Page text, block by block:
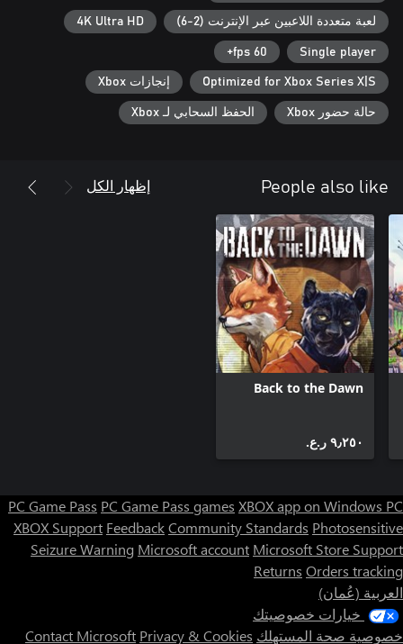
لعبة متعددة اللاعبين عبر الإنترنت (2-6) 4K Ultra HD
Single player
60 fps+
Optimized for Xbox Series X|S إنجازات Xbox
حالة حضور Xbox الحفظ السحابي لـ Xbox
People also like إظهار الكل
Back to the Dawn
٩٫٢٥٠ ر.ع.‏
PC Game Pass PC Game Pass games XBOX app on Windows PC
XBOX Support FeedbackCommunity Standards Photosensitive
Seizure Warning Microsoft account Microsoft Store Support
Returns Orders tracking
العربية (عُمان)
خيارات خصوصيتك
خصوصية صحة المستهلك
Contact Microsoft Privacy & Cookies